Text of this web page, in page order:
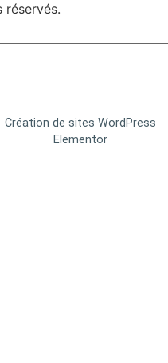
Création de sites WordPress
Elementor